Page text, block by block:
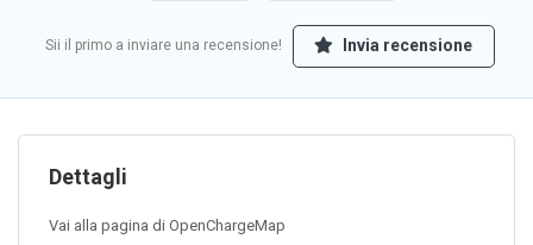
Sii il primo a inviare una recensione! Invia recensione
Dettagli
Vai alla pagina di OpenChargeMap